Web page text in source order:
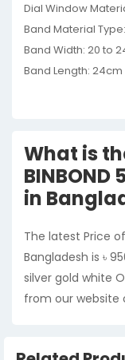
Dial Window
Band Material
Band Width: 20 to
Band Length: 24cm
What is
in
The latest Price
Bangladesh is ৳
silver gold white
from our website